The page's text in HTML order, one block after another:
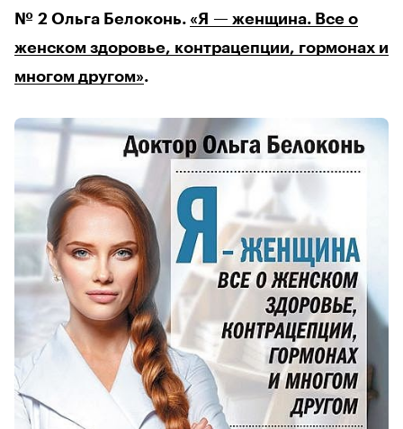
№ 2 Ольга Белоконь. «Я — женщина. Все о
женском здоровье, контрацепции, гормонах и
многом другом».